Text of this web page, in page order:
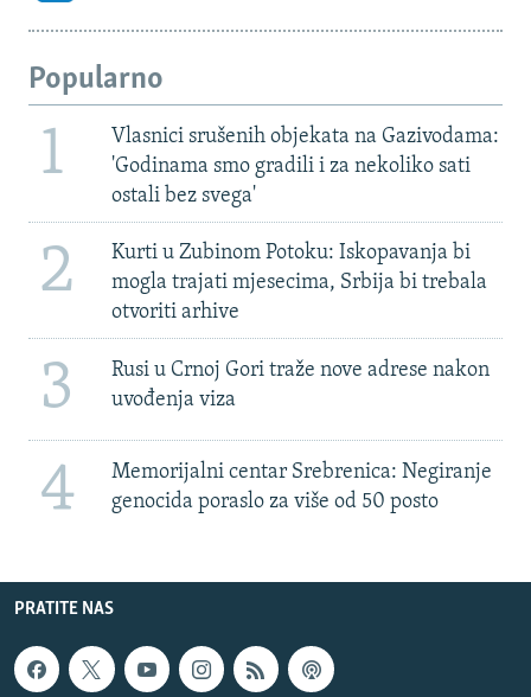
Popularno
1
Vlasnici srušenih objekata na Gazivodama:
'Godinama smo gradili i za nekoliko sati
ostali bez svega'
2
Kurti u Zubinom Potoku: Iskopavanja bi
mogla trajati mjesecima, Srbija bi trebala
otvoriti arhive
3
Rusi u Crnoj Gori traže nove adrese nakon
uvođenja viza
4
Memorijalni centar Srebrenica: Negiranje
genocida poraslo za više od 50 posto
PRATITE NAS